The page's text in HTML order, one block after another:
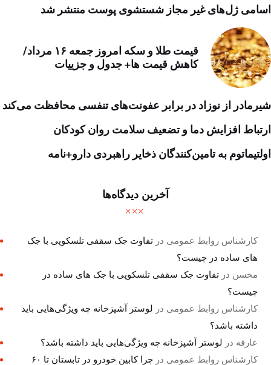
اسامی ژل‌های غیر مجاز شستشوی پوست منتشر شد
قیمت طلا و سکه امروز جمعه ۱۶ مرداد/
کاهش قیمت ها+ جدول و جزییات
شیرمادر از نوزاد در برابر عفونت‌های تنفسی محافظت می‌کند
ارتباط افزایش دما و تضعیف سلامت روان کودکان
اولتیماتوم به تامین‌کنندگان ذخایر راهبردی دارو+نامه
آخرین دیدگاه‌ها
کارشناس روابط عمومی درتفاوت جک سقفی تلسکوپی با جک
های ساده در چیست؟
محسن درتفاوت جک سقفی تلسکوپی با جک های ساده در
چیست؟
کارشناس روابط عمومی در لوستر آشپزخانه چه ویژگی‌هایی باید
داشته باشد؟
عارفه در لوستر آشپزخانه چه ویژگی‌هایی باید داشته باشد؟
کارشناس روابط عمومی در چرا کابین خودرو در تابستان تا ۶۰